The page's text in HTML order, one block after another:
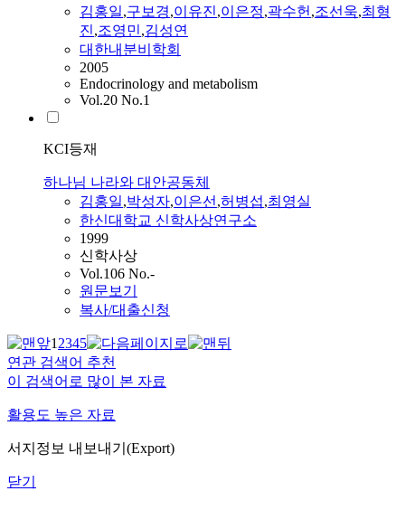
김홍일,구보경,이유진,이은정,곽수헌,조선욱,최형
진,조영민,김성연
대한내분비학회
2005
Endocrinology and metabolism
Vol.20 No.1
KCI등재
하나님 나라와 대안공동체
김홍일,박성자,이은선,허병섭,최영실
한신대학교 신학사상연구소
1999
신학사상
Vol.106 No.-
원문보기
복사/대출신청
12345
연관 검색어 추천
이 검색어로 많이 본 자료
활용도 높은 자료
서지정보 내보내기(Export)
닫기